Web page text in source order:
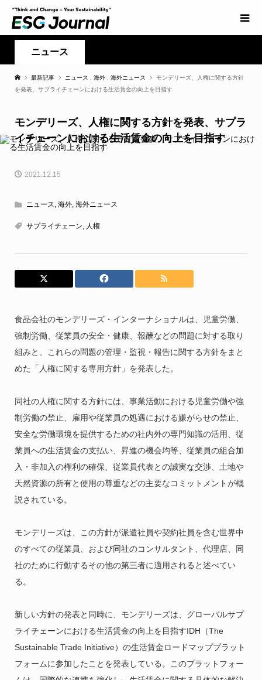
ニュース
最新記事 ニュース 海外 海外ニュース
モンデリーズ、人権に関する方針
を発表、サプライチェーンにおける生活賃金の向上を目指す
モンデリーズ、人権に関する方針を発表、サプラ
イチェーンにおける生活賃金の向上を目指す
2021.12.15
ニュース, 海外, 海外ニュース
サプライチェーン, 人権
食品会社のモンデリーズ・インターナショナルは、児童労働、
強制労働、従業員の安全・健康、報酬などの問題に対する取り
組みと、これらの問題の管理・監視・報告に関する方針をまと
めた「人権に関する専用方針」を発表した。
同社の人権に関する方針には、事業活動における児童労働や強
制労働の禁止、雇用や従業員の処遇における嫌がらせの禁止、
安全な労働環境を提供するための社内外の専門知識の活用、従
業員への生活賃金の支払い、昇進の機会均等、従業員の組合加
入・非加入の権利の確保、従業員代表との誠実な交渉、土地や
天然資源の所有と使用の尊重などの主要なコミットメントが概
説されている。
モンデリーズは、この方針が派遣社員や契約社員を含む世界中
のすべての従業員、および同社のコンサルタント、代理店、同
社のために行動するその他の第三者に適用されると述べてい
る。
新しい方針の発表と同時に、モンデリーズは、グローバルサプ
ライチェーンにおける生活賃金の向上を目指すIDH（The
Sustainable Trade Initiative）の生活賃金ロードマッププラット
フォームに参加したことを発表している。このプラットフォー